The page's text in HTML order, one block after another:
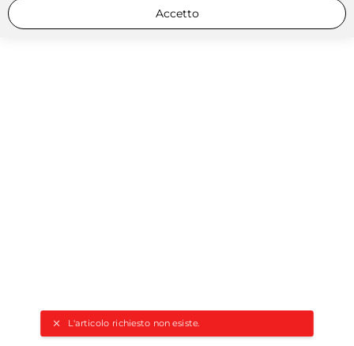
L'articolo richiesto non esiste.
Accetto